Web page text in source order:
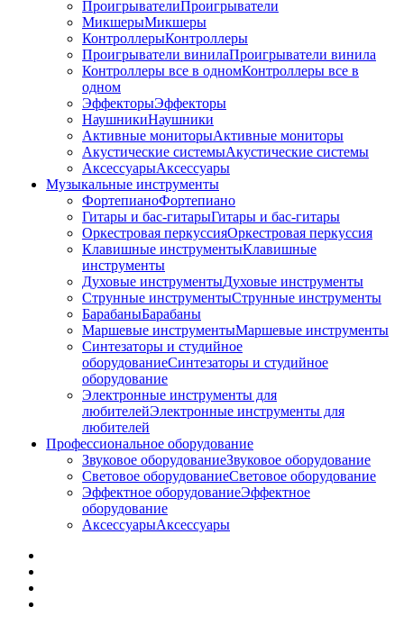
ПроигрывателиПроигрыватели
МикшерыМикшеры
КонтроллерыКонтроллеры
Проигрыватели винилаПроигрыватели винила
Контроллеры все в одномКонтроллеры все в
одном
ЭффекторыЭффекторы
НаушникиНаушники
Активные мониторыАктивные мониторы
Акустические системыАкустические системы
АксессуарыАксессуары
Музыкальные инструменты
ФортепианоФортепиано
Гитары и бас-гитарыГитары и бас-гитары
Оркестровая перкуссияОркестровая перкуссия
Клавишные инструментыКлавишные
инструменты
Духовые инструментыДуховые инструменты
Струнные инструментыСтрунные инструменты
БарабаныБарабаны
Маршевые инструментыМаршевые инструменты
Синтезаторы и студийное
оборудованиеСинтезаторы и студийное
оборудование
Электронные инструменты для
любителейЭлектронные инструменты для
любителей
Профессиональное оборудование
Звуковое оборудованиеЗвуковое оборудование
Световое оборудованиеСветовое оборудование
Эффектное оборудованиеЭффектное
оборудование
АксессуарыАксессуары